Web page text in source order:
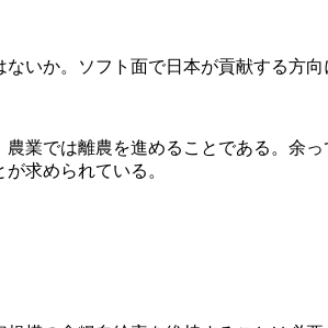
いか。ソフト面で日本が貢献する方向
業では離農を進めることである。余
求められている。